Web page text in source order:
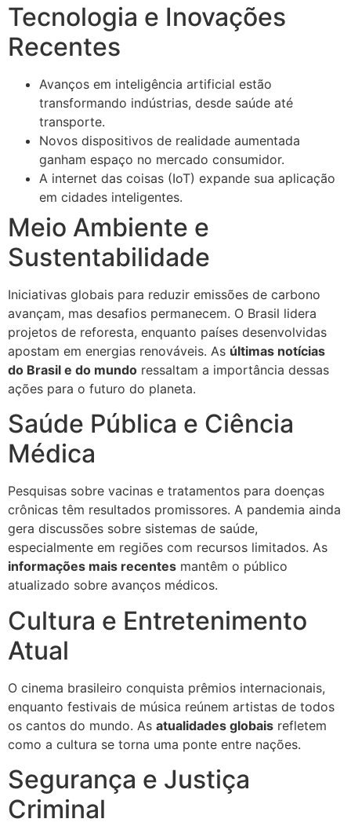
Tecnologia e Inovações
Recentes
Avanços em inteligência artificial estão
transformando indústrias, desde saúde até
transporte.
Novos dispositivos de realidade aumentada
ganham espaço no mercado consumidor.
A internet das coisas (IoT) expande sua aplicação
em cidades inteligentes.
Meio Ambiente e
Sustentabilidade
Iniciativas globais para reduzir emissões de carbono
avançam, mas desafios permanecem. O Brasil lidera
projetos de reforesta, enquanto países desenvolvidas
apostam em energias renováveis. As últimas notícias
do Brasil e do mundo ressaltam a importância dessas
ações para o futuro do planeta.
Saúde Pública e Ciência
Médica
Pesquisas sobre vacinas e tratamentos para doenças
crônicas têm resultados promissores. A pandemia ainda
gera discussões sobre sistemas de saúde,
especialmente em regiões com recursos limitados. As
informações mais recentes mantêm o público
atualizado sobre avanços médicos.
Cultura e Entretenimento
Atual
O cinema brasileiro conquista prêmios internacionais,
enquanto festivais de música reúnem artistas de todos
os cantos do mundo. As atualidades globais refletem
como a cultura se torna uma ponte entre nações.
Segurança e Justiça
Criminal